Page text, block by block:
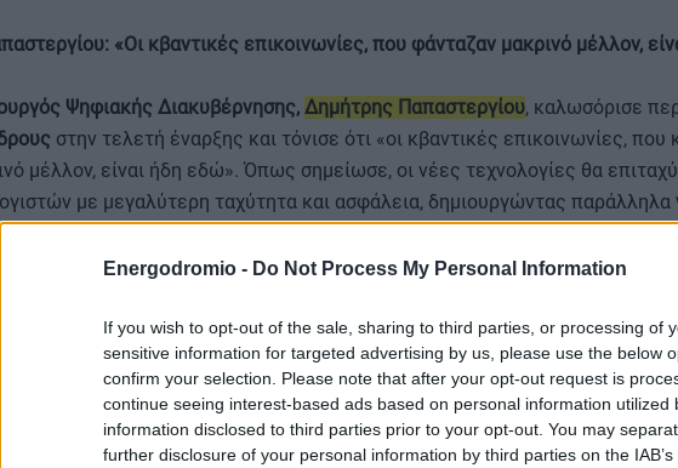
Energodromio - Do Not Process My Personal Information
If you wish to opt-out of the sale, sharing to third parties, or processing of
sensitive information for targeted advertising by us, please use the below
confirm your selection. Please note that after your opt-out request is
continue seeing interest-based ads based on personal information utilized
information disclosed to third parties prior to your opt-out. You may
further disclosure of your personal information by third parties on the
«Οι κβαντικές επικοινωνίες, που φάνταζαν μακρινό μέλλον,
Ψηφιακής Διακυβέρνησης, Δημήτρης Παπαστεργίου, καλωσόρισε
στην τελετή έναρξης και τόνισε ότι «οι κβαντικές επικοινωνίες,
μέλλον, είναι ήδη εδώ». Όπως σημείωσε, οι νέες τεχνολογίες θα
με μεγαλύτερη ταχύτητα και ασφάλεια, δημιουργώντας παράλληλα
εργασίας